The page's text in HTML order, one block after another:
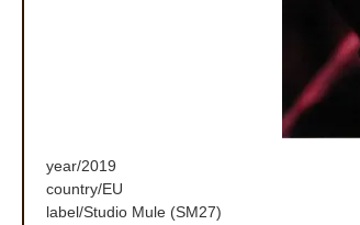
year/2019
country/EU
label/Studio Mule (SM27)